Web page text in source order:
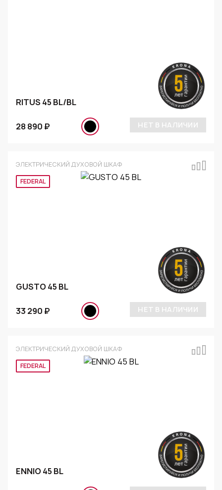
RITUS 45 BL/BL
28 890 ₽ НЕТ В НАЛИЧИИ
ЭЛЕКТРИЧЕСКИЙ ДУХОВОЙ ШКАФ
FEDERAL
GUSTO 45 BL
33 290 ₽ НЕТ В НАЛИЧИИ
ЭЛЕКТРИЧЕСКИЙ ДУХОВОЙ ШКАФ
FEDERAL
ENNIO 45 BL